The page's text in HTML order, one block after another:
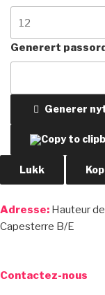
Generert passord
Generer
Lukk
Adresse: Hauteur
Capesterre B/E
Contactez-nous